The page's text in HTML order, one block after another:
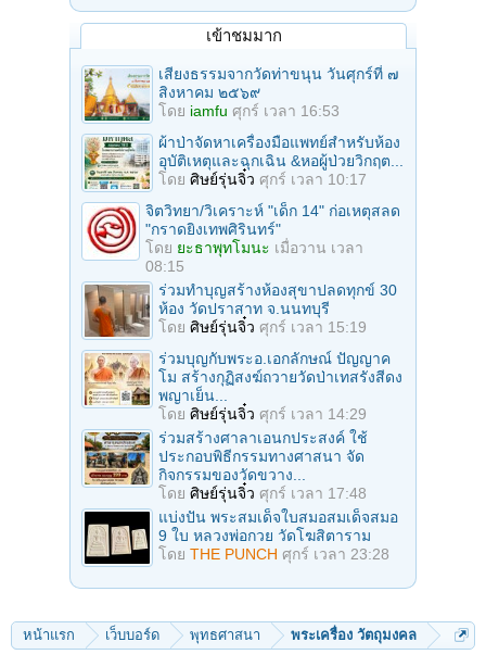
เข้าชมมาก
เสียงธรรมจากวัดท่าขนุน วันศุกร์ที่ ๗
สิงหาคม ๒๕๖๙
โดย iamfu ศุกร์ เวลา 16:53
ผ้าป่าจัดหาเครื่องมือแพทย์สำหรับห้อง
อุบัติเหตุและฉุกเฉิน &หอผู้ป่วยวิกฤต...
โดย ศิษย์รุ่นจิ๋ว ศุกร์ เวลา 10:17
จิตวิทยา/วิเคราะห์ "เด็ก 14" ก่อเหตุสลด
"กราดยิงเทพศิรินทร์"
โดย ยะธาพุทโมนะ เมื่อวาน เวลา
08:15
ร่วมทําบุญสร้างห้องสุขาปลดทุกข์ 30
ห้อง วัดปราสาท จ.นนทบุรี
โดย ศิษย์รุ่นจิ๋ว ศุกร์ เวลา 15:19
ร่วมบุญกับพระอ.เอกลักษณ์ ปัญญาค
โม สร้างกุฏิสงฆ์ถวายวัดป่าเทสรังสีดง
พญาเย็น...
โดย ศิษย์รุ่นจิ๋ว ศุกร์ เวลา 14:29
ร่วมสร้างศาลาเอนกประสงค์ ใช้
ประกอบพิธีกรรมทางศาสนา จัด
กิจกรรมของวัดขวาง...
โดย ศิษย์รุ่นจิ๋ว ศุกร์ เวลา 17:48
แบ่งปัน พระสมเด็จใบสมอสมเด็จสมอ
9 ใบ หลวงพ่อกวย วัดโฆสิตาราม
โดย THE PUNCH ศุกร์ เวลา 23:28
หน้าแรก เว็บบอร์ด พุทธศาสนา พระเครื่อง วัตถุมงคล